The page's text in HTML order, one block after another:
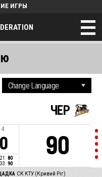
ИГРЫ
4
21
80
33 90
ЧЕР
90
СК КТУ (Кривий Ріг)